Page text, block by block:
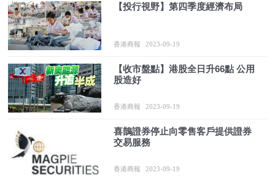
【投行視野】第四季度經濟布局
香港商報 2023-09-19
【收市盤點】港股全日升66點 公用
股造好
香港商報 2023-09-19
喜鵲證券停止向零售客戶提供證券
交易服務
香港商報 2023-09-19